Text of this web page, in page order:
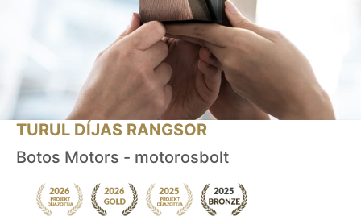
TURUL DÍJAS RANGSOR
Botos Motors - motorosbolt